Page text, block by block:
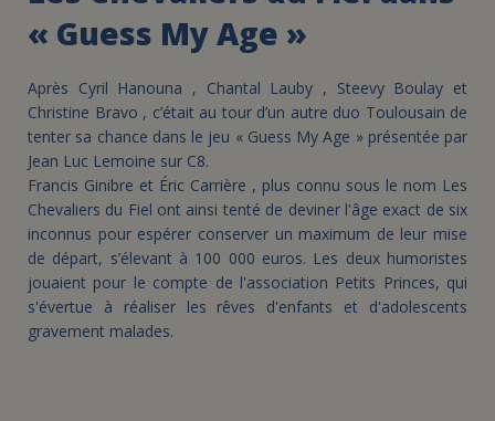
« Guess My Age »
Après Cyril Hanouna , Chantal Lauby , Steevy Boulay et
Christine Bravo , c’était au tour d’un autre duo Toulousain de
tenter sa chance dans le jeu « Guess My Age » présentée par
Jean Luc Lemoine sur C8.
Francis Ginibre et Éric Carrière , plus connu sous le nom Les
Chevaliers du Fiel ont ainsi tenté de deviner l'âge exact de six
inconnus pour espérer conserver un maximum de leur mise
de départ, s’élevant à 100 000 euros. Les deux humoristes
jouaient pour le compte de l'association Petits Princes, qui
s'évertue à réaliser les rêves d'enfants et d'adolescents
gravement malades.